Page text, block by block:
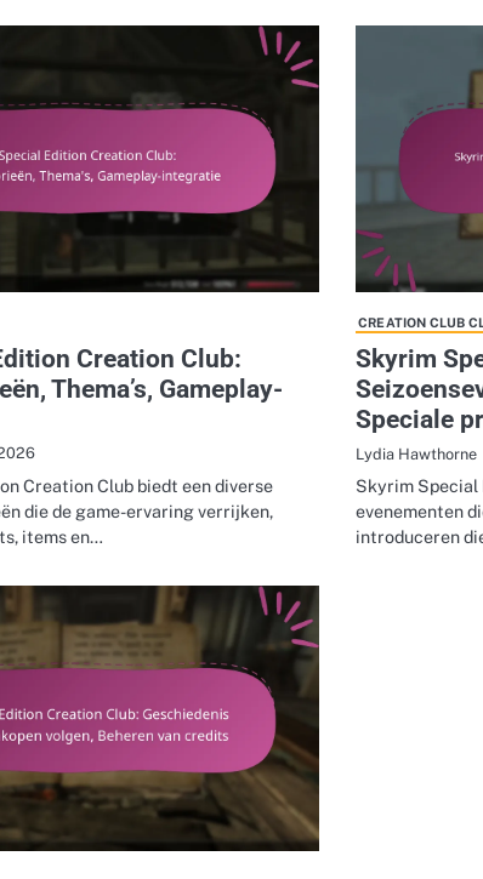
Creation Club:
Thema’s, Gameplay-
Creation Club biedt een diverse
die de game-ervaring verrijken,
items en…
CREATION CLUB
Skyrim
Speciale
Lydia Hawthorne
Skyrim Special
evenementen
introduceren